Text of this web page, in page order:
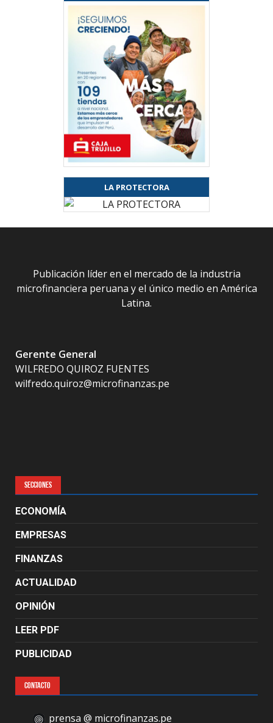
LA PROTECTORA
Publicación líder en el mercado de la industria
microfinanciera peruana y el único medio en América
Latina.
Gerente General
WILFREDO QUIROZ FUENTES
wilfredo.quiroz@microfinanzas.pe
SECCIONES
ECONOMÍA
EMPRESAS
FINANZAS
ACTUALIDAD
OPINIÓN
LEER PDF
PUBLICIDAD
CONTACTO
prensa @ microfinanzas.pe